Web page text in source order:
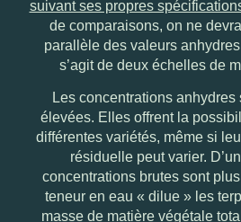
suivant ses propres
de comparaisons, on ne
parallèle des valeurs anhydres
s’agit de deux échelles de
Les concentrations anhydres
élevées. Elles offrent la
différentes variétés, même si
résiduelle peut varier.
concentrations brutes sont
teneur en eau « dilue » les
masse de matière végétale